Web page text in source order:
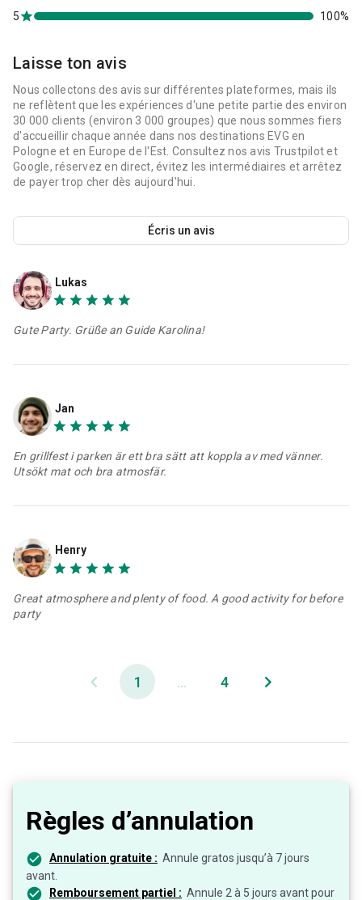
5 100%
Laisse ton avis
Nous collectons des avis sur différentes plateformes, mais ils
ne reflètent que les expériences d'une petite partie des environ
30 000 clients (environ 3 000 groupes) que nous sommes fiers
d'accueillir chaque année dans nos destinations EVG en
Pologne et en Europe de l'Est. Consultez nos avis Trustpilot et
Google, réservez en direct, évitez les intermédiaires et arrêtez
de payer trop cher dès aujourd'hui.
Écris un avis
Lukas
Gute Party. Grüße an Guide Karolina!
Jan
En grillfest i parken är ett bra sätt att koppla av med vänner.
Utsökt mat och bra atmosfär.
Henry
Great atmosphere and plenty of food. A good activity for before
party
1 ... 4
Règles d’annulation
Annulation gratuite : Annule gratos jusqu’à 7 jours
avant.
Remboursement partiel : Annule 2 à 5 jours avant pour